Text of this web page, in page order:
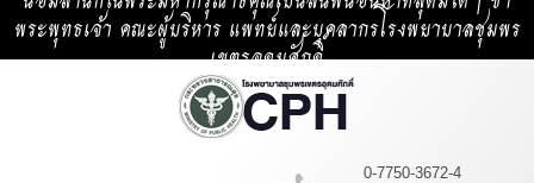
พระพุทธเจ้า คณะผู้บริหาร แพทย์และบุคลากรโรงพยาบาลชุมพร
เขตรอุดมศักดิ์
0-7750-3672-4